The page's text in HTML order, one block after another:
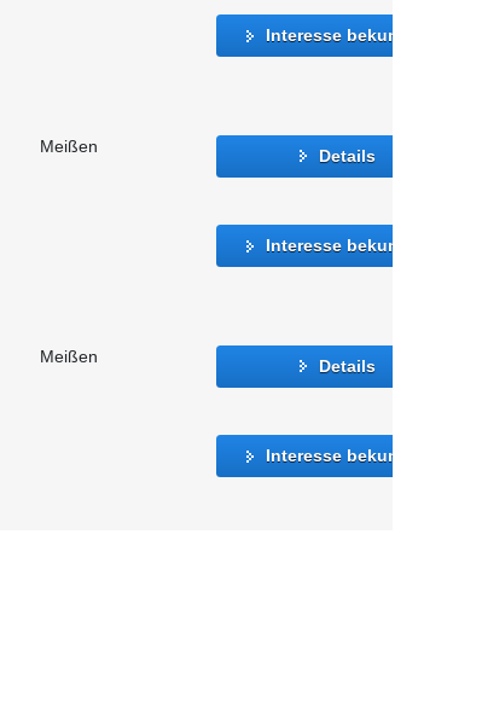
Interesse bekunden
Meißen Details
Interesse bekunden
Meißen Details
Interesse bekunden